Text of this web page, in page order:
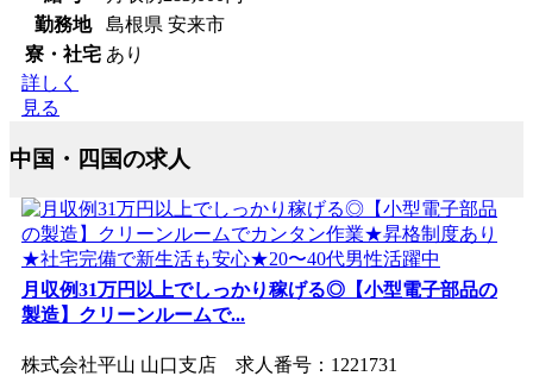
勤務地
島根県 安来市
寮・社宅 あり
詳しく
見る
中国・四国の求人
月収例31万円以上でしっかり稼げる◎【小型電子部品の
製造】クリーンルームで...
株式会社平山 山口支店 求人番号：1221731